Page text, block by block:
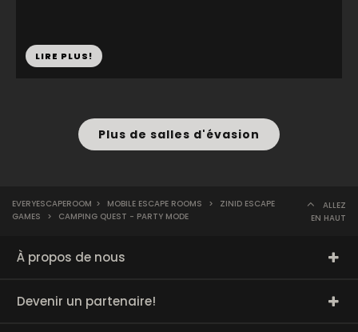
LIRE PLUS!
Plus de salles d'évasion
EVERYESCAPEROOM > MOBILE ESCAPE ROOMS >
ZINID ESCAPE
GAMES
> CAMPING QUEST - PARTY MODE
ALLEZ
EN HAUT
À propos de nous
Devenir un partenaire!